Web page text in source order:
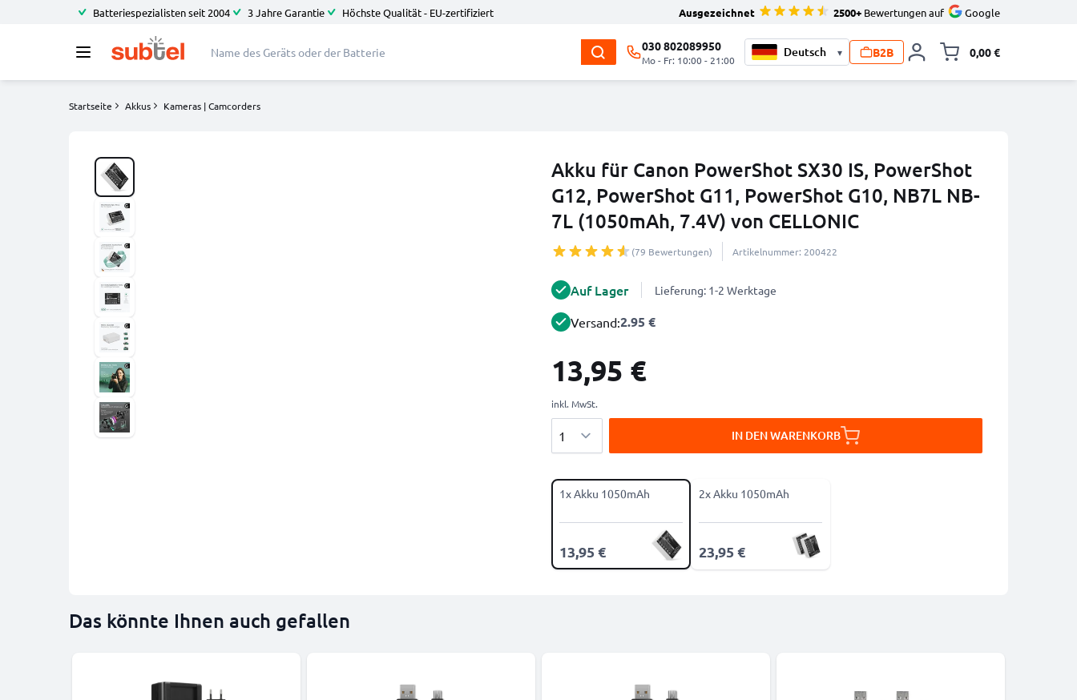
Batteriespezialisten seit 2004 3 Jahre Garantie Höchste Qualität - EU-zertifiziert Ausgezeichnet 2500+ Bewertungen auf Google
030 802089950
Mo - Fr: 10:00 - 21:00
▾ B2B 0,00 €
Startseite Akkus Kameras | Camcorders
Akku für Canon PowerShot SX30 IS, PowerShot
G12, PowerShot G11, PowerShot G10, NB7L NB-
7L (1050mAh, 7.4V) von CELLONIC
(79 Bewertungen) Artikelnummer: 200422
Auf Lager Lieferung: 1-2 Werktage
Versand:2.95 €
13,95 €
inkl. MwSt.
IN DEN WARENKORB
1x Akku 1050mAh
13,95 €
2x Akku 1050mAh
23,95 €
Das könnte Ihnen auch gefallen